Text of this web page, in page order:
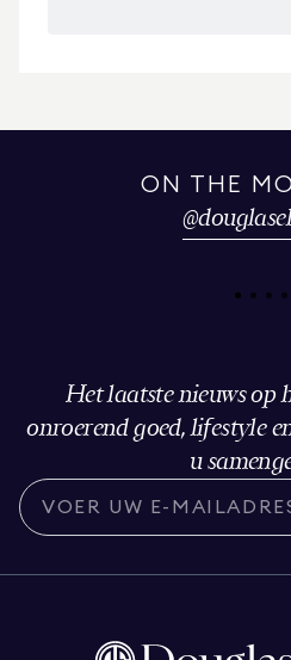
ON THE
@
Het laatste nieuws op
onroerend goed, lifestyle
u